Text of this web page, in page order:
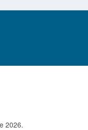
2026.